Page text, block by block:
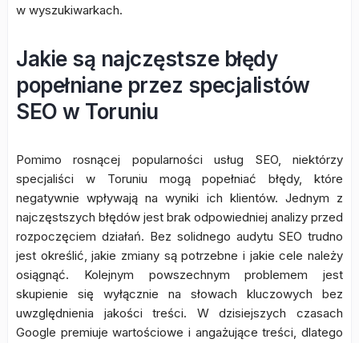
w wyszukiwarkach.
Jakie są najczęstsze błędy
popełniane przez specjalistów
SEO w Toruniu
Pomimo rosnącej popularności usług SEO, niektórzy
specjaliści w Toruniu mogą popełniać błędy, które
negatywnie wpływają na wyniki ich klientów. Jednym z
najczęstszych błędów jest brak odpowiedniej analizy przed
rozpoczęciem działań. Bez solidnego audytu SEO trudno
jest określić, jakie zmiany są potrzebne i jakie cele należy
osiągnąć. Kolejnym powszechnym problemem jest
skupienie się wyłącznie na słowach kluczowych bez
uwzględnienia jakości treści. W dzisiejszych czasach
Google premiuje wartościowe i angażujące treści, dlatego